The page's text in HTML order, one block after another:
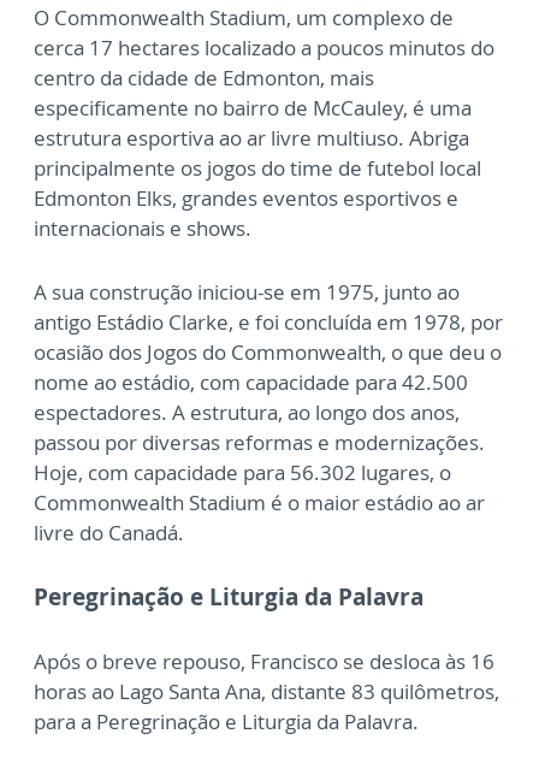
O Commonwealth Stadium, um complexo de
cerca 17 hectares localizado a poucos minutos do
centro da cidade de Edmonton, mais
especificamente no bairro de McCauley, é uma
estrutura esportiva ao ar livre multiuso. Abriga
principalmente os jogos do time de futebol local
Edmonton Elks, grandes eventos esportivos e
internacionais e shows.
A sua construção iniciou-se em 1975, junto ao
antigo Estádio Clarke, e foi concluída em 1978, por
ocasião dos Jogos do Commonwealth, o que deu o
nome ao estádio, com capacidade para 42.500
espectadores. A estrutura, ao longo dos anos,
passou por diversas reformas e modernizações.
Hoje, com capacidade para 56.302 lugares, o
Commonwealth Stadium é o maior estádio ao ar
livre do Canadá.
Peregrinação e Liturgia da Palavra
Após o breve repouso, Francisco se desloca às 16
horas ao Lago Santa Ana, distante 83 quilômetros,
para a Peregrinação e Liturgia da Palavra.